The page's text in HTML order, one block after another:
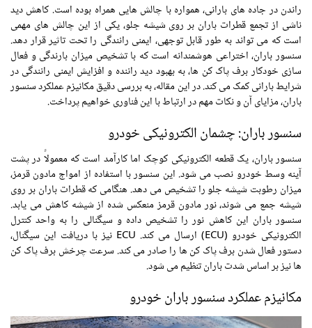
راندن در جاده های بارانی، همواره با چالش هایی همراه بوده است. کاهش دید
ناشی از تجمع قطرات باران بر روی شیشه جلو، یکی از این چالش های مهمی
است که می تواند به طور قابل توجهی، ایمنی رانندگی را تحت تاثیر قرار دهد.
سنسور باران، اختراعی هوشمندانه است که با تشخیص میزان بارندگی و فعال
سازی خودکار برف پاک کن ها، به بهبود دید راننده و افزایش ایمنی رانندگی در
شرایط بارانی کمک می کند. در این مقاله، به بررسی دقیق مکانیزم عملکرد سنسور
باران، مزایای آن و نکات مهم در ارتباط با این فناوری خواهیم پرداخت.
سنسور باران: چشمان الکترونیکی خودرو
سنسور باران، یک قطعه الکترونیکی کوچک اما کارآمد است که معمولاً در پشت
آینه وسط خودرو نصب می شود. این سنسور با استفاده از امواج مادون قرمز،
میزان رطوبت شیشه جلو را تشخیص می دهد. هنگامی که قطرات باران بر روی
شیشه جمع می شوند، نور مادون قرمز منعکس شده از شیشه کاهش می یابد.
سنسور باران این کاهش نور را تشخیص داده و سیگنالی را به واحد کنترل
الکترونیکی خودرو (ECU) ارسال می کند. ECU نیز با دریافت این سیگنال،
دستور فعال شدن برف پاک کن ها را صادر می کند. سرعت چرخش برف پاک کن
ها نیز بر اساس شدت باران تنظیم می شود.
مکانیزم عملکرد سنسور باران خودرو